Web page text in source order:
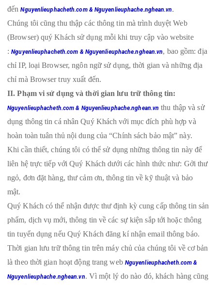
đếnNguyenlieuphacheth.com & Nguyenlieuphache.nghean.vn.
Chúng tôi cũng thu thập các thông tin mà trình duyệt Web
(Browser) quý Khách sử dụng mỗi khi truy cập vào website
:Nguyenlieuphacheth.com & Nguyenlieuphache.nghean.vn, bao gồm: địa
chỉ IP, loại Browser, ngôn ngữ sử dụng, thời gian và những địa
chỉ mà Browser truy xuất đến.
II. Phạm vi sử dụng và thời gian lưu trữ thông tin:
Nguyenlieuphacheth.com & Nguyenlieuphache.nghean.vn thu thập và sử
dụng thông tin cá nhân Quý Khách với mục đích phù hợp và
hoàn toàn tuân thủ nội dung của “Chính sách bảo mật” này.
Khi cần thiết, chúng tôi có thể sử dụng những thông tin này để
liên hệ trực tiếp với Quý Khách dưới các hình thức như: Gởi thư
ngỏ, đơn đặt hàng, thư cảm ơn, thông tin về kỹ thuật và bảo
mật.
Quý Khách có thể nhận được thư định kỳ cung cấp thông tin sản
phẩm, dịch vụ mới, thông tin về các sự kiện sắp tới hoặc thông
tin tuyển dụng nếu Quý Khách đăng kí nhận email thông báo.
Thời gian lưu trữ thông tin trên máy chủ của chúng tôi về cơ bản
là theo thời gian hoạt động trang web Nguyenlieuphacheth.com &
Nguyenlieuphache.nghean.vn. Vì một lý do nào đó, khách hàng cũng